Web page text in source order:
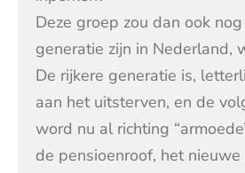
Deze groep zou dan ook
generatie zijn in Nederland,
De rijkere generatie is,
aan het uitsterven, en de
word nu al richting
de pensioenroof, het